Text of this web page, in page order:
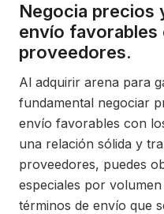
Negocia precios
envío favorables
proveedores.
Al adquirir arena para
fundamental negociar
envío favorables con
una relación sólida y
proveedores, puedes
especiales por
términos de envío que